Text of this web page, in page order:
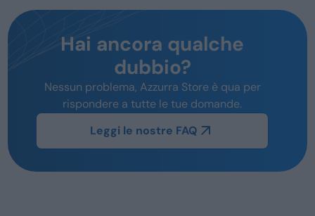
Hai ancora qualche
dubbio?
Nessun problema, Azzurra Store è qua per
rispondere a tutte le tue domande.
Leggi le nostre FAQ